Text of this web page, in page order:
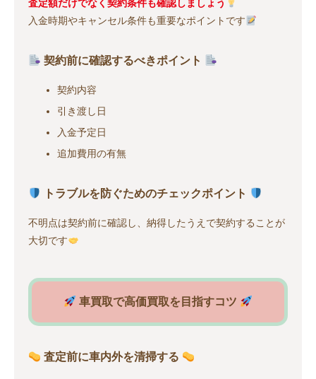
査定額だけでなく契約条件も確認しましょう
入金時期やキャンセル条件も重要なポイントです
契約前に確認するべきポイント
契約内容
引き渡し日
入金予定日
追加費用の有無
トラブルを防ぐためのチェックポイント
不明点は契約前に確認し、納得したうえで契約することが
大切です
車買取で高価買取を目指すコツ
査定前に車内外を清掃する